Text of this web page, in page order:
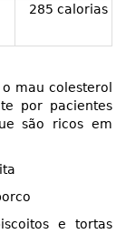
285 calorias
mau colesterol
por pacientes
são ricos em
e tortas